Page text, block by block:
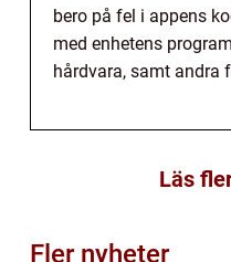
bero på fel i appens
med enhetens
hårdvara, samt andra
Läs
Fler nyheter